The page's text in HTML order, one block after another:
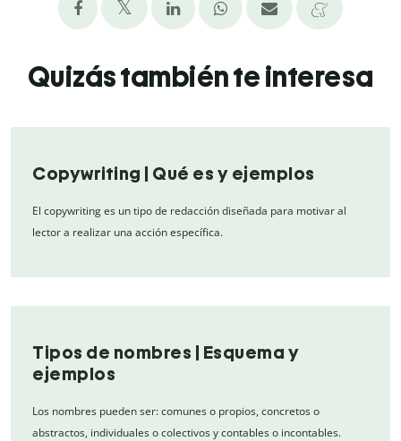
Quizás también te interesa
Copywriting | Qué es y ejemplos
El copywriting es un tipo de redacción diseñada para motivar al
lector a realizar una acción específica.
Tipos de nombres | Esquema y
ejemplos
Los nombres pueden ser: comunes o propios, concretos o
abstractos, individuales o colectivos y contables o incontables.